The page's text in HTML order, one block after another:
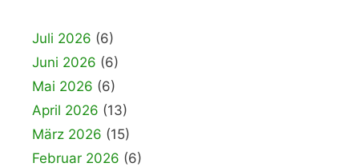
Juli 2026 (6)
Juni 2026 (6)
Mai 2026 (6)
April 2026 (13)
März 2026 (15)
Februar 2026 (6)